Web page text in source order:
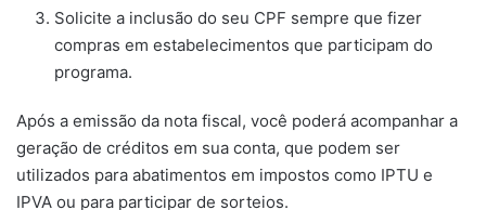
Solicite a inclusão do seu CPF sempre que fizer
compras em estabelecimentos que participam do
programa.
Após a emissão da nota fiscal, você poderá acompanhar a
geração de créditos em sua conta, que podem ser
utilizados para abatimentos em impostos como IPTU e
IPVA ou para participar de sorteios.